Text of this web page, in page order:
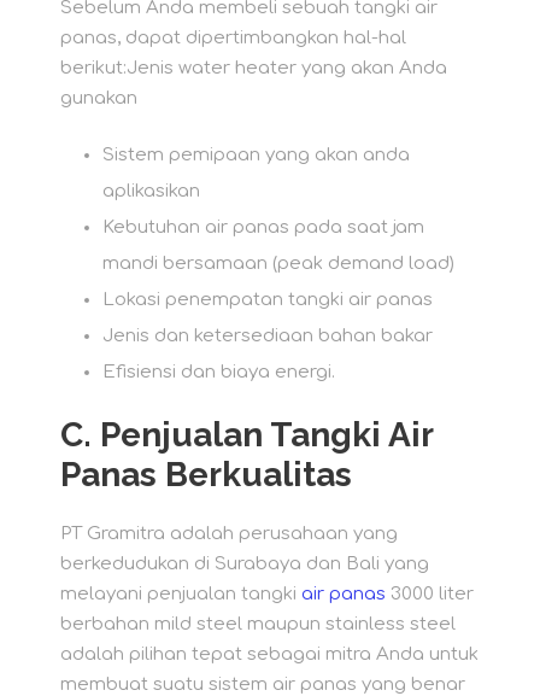
Sebelum Anda membeli sebuah tangki air
panas, dapat dipertimbangkan hal-hal
berikut:Jenis water heater yang akan Anda
gunakan
Sistem pemipaan yang akan anda
aplikasikan
Kebutuhan air panas pada saat jam
mandi bersamaan (peak demand load)
Lokasi penempatan tangki air panas
Jenis dan ketersediaan bahan bakar
Efisiensi dan biaya energi.
C. Penjualan Tangki Air
Panas Berkualitas
PT Gramitra adalah perusahaan yang
berkedudukan di Surabaya dan Bali yang
melayani penjualan tangki air panas 3000 liter
berbahan mild steel maupun stainless steel
adalah pilihan tepat sebagai mitra Anda untuk
membuat suatu sistem air panas yang benar